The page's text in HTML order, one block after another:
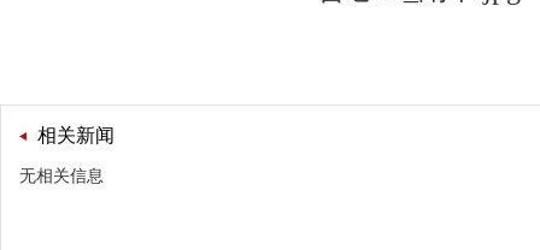
相关新闻
无相关信息